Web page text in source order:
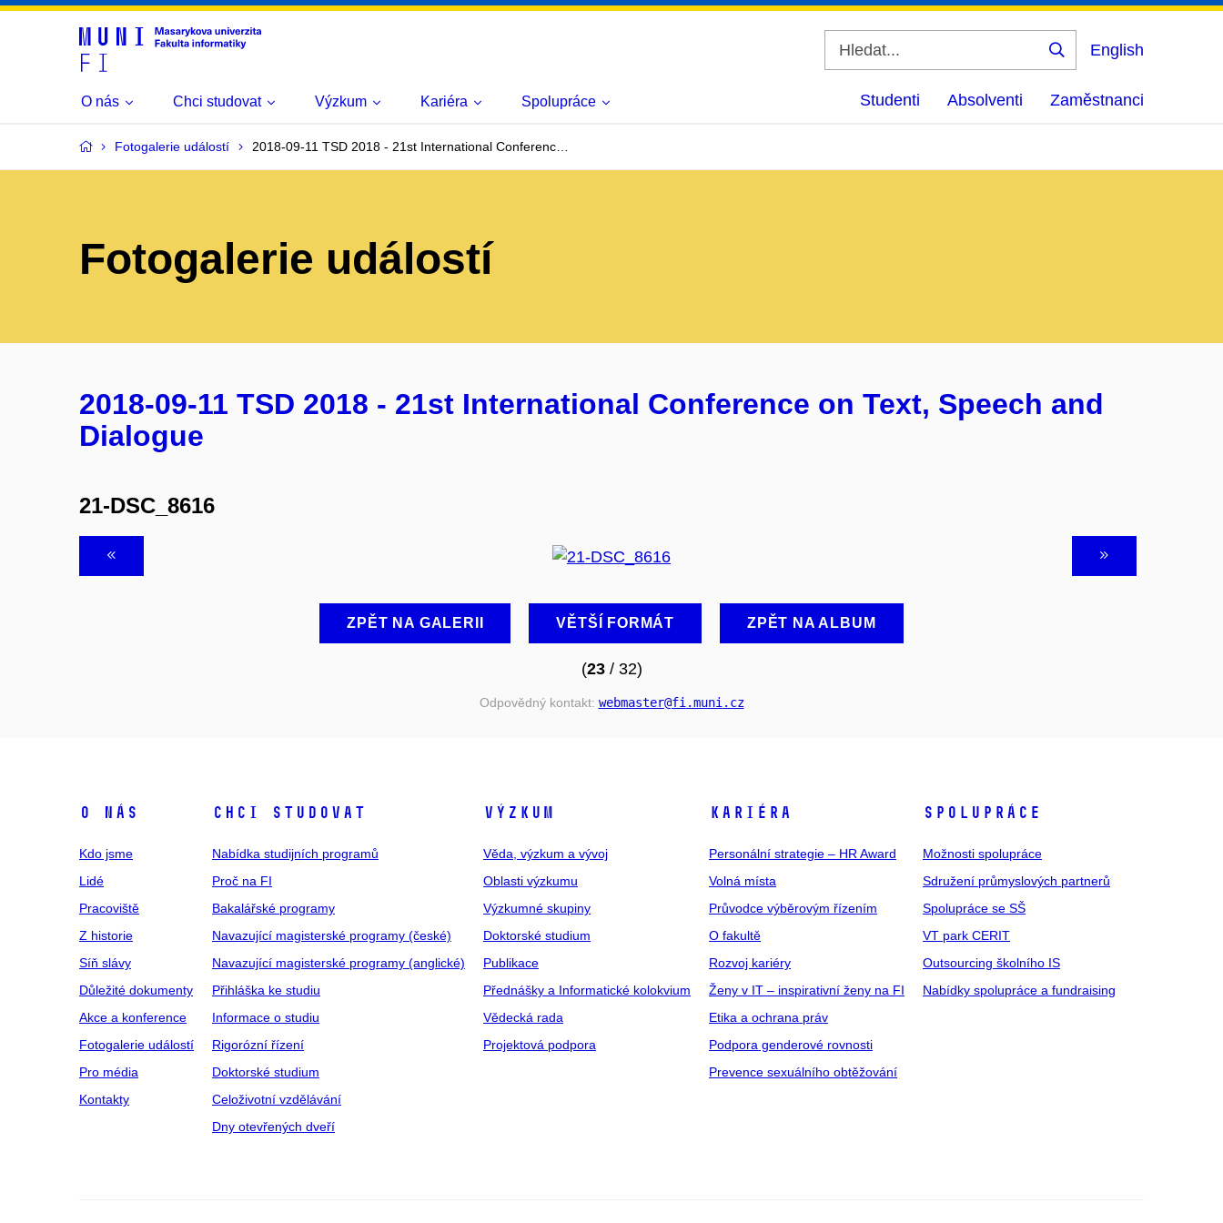
Vyhledat
English
O nás Chci studovat Výzkum Kariéra Spolupráce Studenti Absolventi Zaměstnanci
Fotogalerie událostí 2018-09-11 TSD 2018 - 21st International Conferenc…
Fotogalerie událostí
2018-09-11 TSD 2018 - 21st International Conference on Text, Speech and
Dialogue
21-DSC_8616
ZPĚT NA GALERII VĚTŠÍ FORMÁT ZPĚT NA ALBUM
(23/ 32)
Odpovědný kontakt: webmaster@fi .muni .cz
O NÁS
Kdo jsme
Lidé
Pracoviště
Z historie
Síň slávy
Důležité dokumenty
Akce a konference
Fotogalerie událostí
Pro média
Kontakty
CHCI STUDOVAT
Nabídka studijních programů
Proč na FI
Bakalářské programy
Navazující magisterské programy (české)
Navazující magisterské programy (anglické)
Přihláška ke studiu
Informace o studiu
Rigorózní řízení
Doktorské studium
Celoživotní vzdělávání
Dny otevřených dveří
VÝZKUM
Věda, výzkum a vývoj
Oblasti výzkumu
Výzkumné skupiny
Doktorské studium
Publikace
Přednášky a Informatické kolokvium
Vědecká rada
Projektová podpora
KARIÉRA
Personální strategie – HR Award
Volná místa
Průvodce výběrovým řízením
O fakultě
Rozvoj kariéry
Ženy v IT – inspirativní ženy na FI
Etika a ochrana práv
Podpora genderové rovnosti
Prevence sexuálního obtěžování
SPOLUPRÁCE
Možnosti spolupráce
Sdružení průmyslových partnerů
Spolupráce se SŠ
VT park CERIT
Outsourcing školního IS
Nabídky spolupráce a fundraising